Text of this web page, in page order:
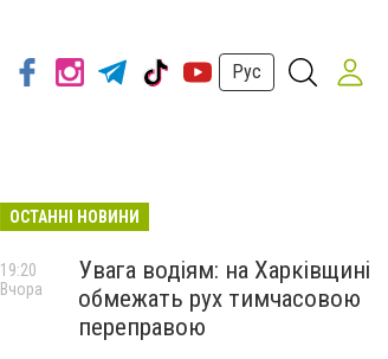
Рус
ОСТАННІ НОВИНИ
Увага водіям: на Харківщині
обмежать рух тимчасовою
переправою
19:20
Вчора